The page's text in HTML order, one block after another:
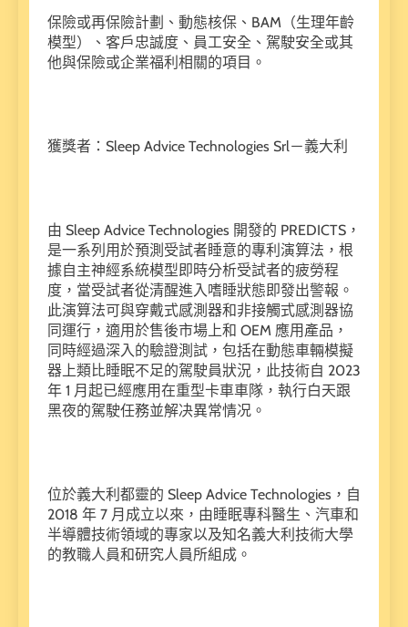
保險或再保險計劃、動態核保、BAM（生理年齡
模型）、客戶忠誠度、員工安全、駕駛安全或其
他與保險或企業福利相關的項目。
獲獎者：Sleep Advice Technologies Srl－義大利
由 Sleep Advice Technologies 開發的 PREDICTS，
是一系列用於預測受試者睡意的專利演算法，根
據自主神經系統模型即時分析受試者的疲勞程
度，當受試者從清醒進入嗜睡狀態即發出警報。
此演算法可與穿戴式感測器和非接觸式感測器協
同運行，適用於售後市場上和 OEM 應用產品，
同時經過深入的驗證測試，包括在動態車輛模擬
器上類比睡眠不足的駕駛員狀況，此技術自 2023
年 1 月起已經應用在重型卡車車隊，執行白天跟
黑夜的駕駛任務並解决異常情况。
位於義大利都靈的 Sleep Advice Technologies，自
2018 年 7 月成立以來，由睡眠專科醫生、汽車和
半導體技術領域的專家以及知名義大利技術大學
的教職人員和研究人員所組成。